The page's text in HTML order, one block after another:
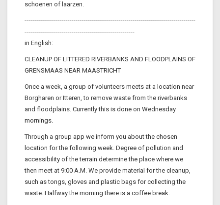
schoenen of laarzen.
---------------------------------------------------------------------------------------
--------------------------------------------------------
in English:
CLEANUP OF LITTERED RIVERBANKS AND FLOODPLAINS OF
GRENSMAAS NEAR MAASTRICHT
Once a week, a group of volunteers meets at a location near
Borgharen or Itteren, to remove waste from the riverbanks
and floodplains. Currently this is done on Wednesday
mornings.
Through a group app we inform you about the chosen
location for the following week. Degree of pollution and
accessibility of the terrain determine the place where we
then meet at 9:00 A.M. We provide material for the cleanup,
such as tongs, gloves and plastic bags for collecting the
waste. Halfway the morning there is a coffee break.